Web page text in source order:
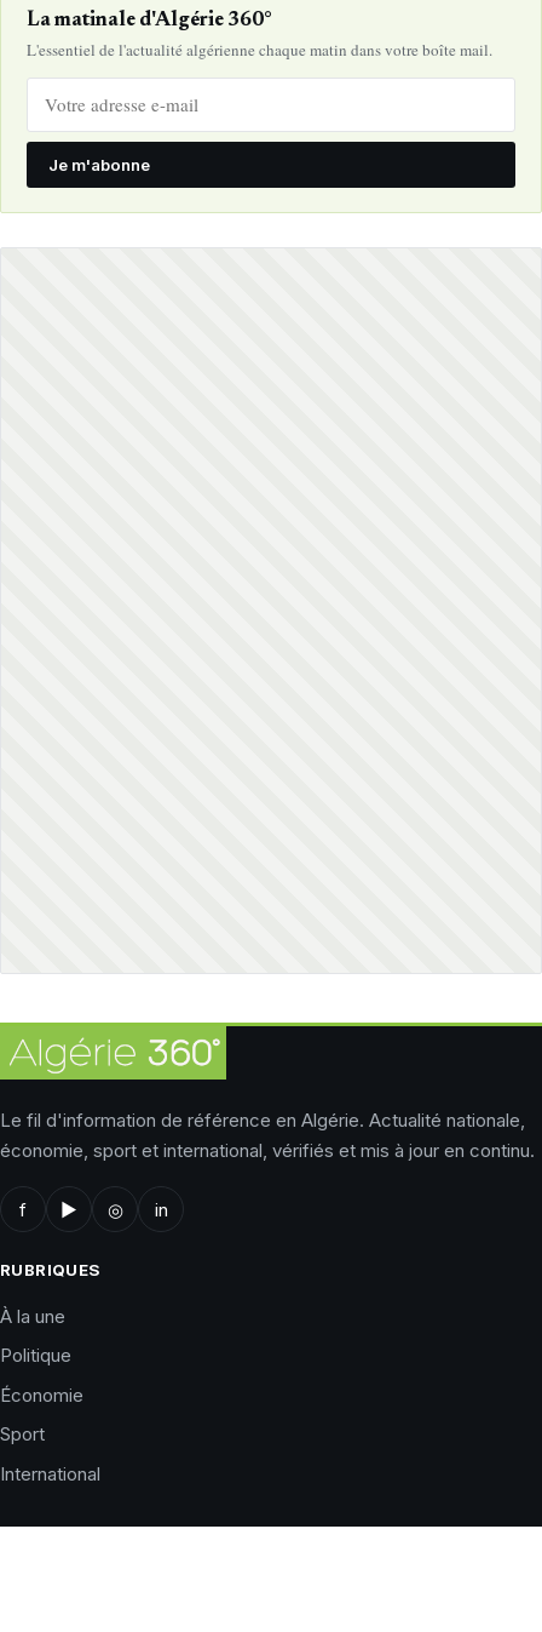
La matinale d'Algérie 360°
L'essentiel de l'actualité algérienne chaque matin dans votre boîte mail.
Je m'abonne
Le fil d'information de référence en Algérie. Actualité nationale,
économie, sport et international, vérifiés et mis à jour en continu.
f ▶ ◎ in
RUBRIQUES
À la une
Politique
Économie
Sport
International
LE JOURNAL